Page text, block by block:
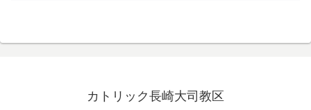
カトリック長崎大司教区